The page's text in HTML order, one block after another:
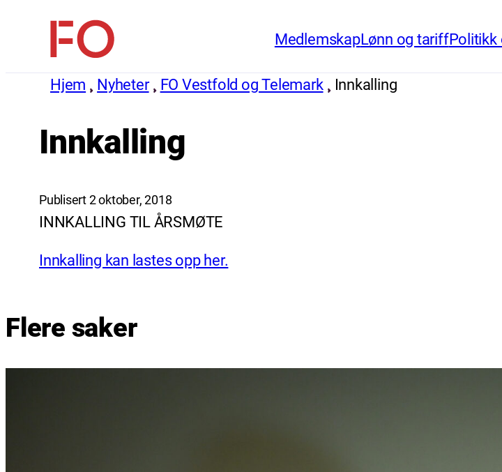
innholdFO
(Fellesorganisasjonen)
MedlemskapLønn og tariffPolitikk
Hjem Nyheter FO Vestfold og Telemark Innkalling
Innkalling
Publisert 2 oktober, 2018
INNKALLING TIL ÅRSMØTE
Innkalling kan lastes opp her.
Flere saker